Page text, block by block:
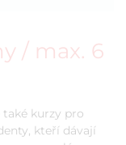
/ max. 6
kurzy pro
kteří dávají